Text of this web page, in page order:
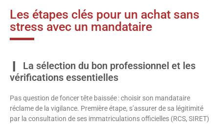
Les étapes clés pour un achat sans
stress avec un mandataire
La sélection du bon professionnel et les
vérifications essentielles
Pas question de foncer tête baissée : choisir son mandataire
réclame de la vigilance. Première étape, s’assurer de sa légitimité
par la consultation de ses immatriculations officielles (RCS, SIRET)